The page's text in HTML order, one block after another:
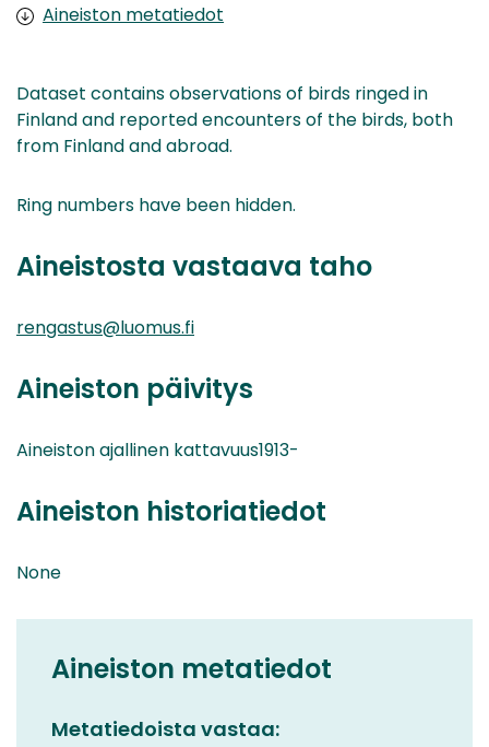
Aineiston metatiedot
Dataset contains observations of birds ringed in
Finland and reported encounters of the birds, both
from Finland and abroad.
Ring numbers have been hidden.
Aineistosta vastaava taho
rengastus@luomus.fi
Aineiston päivitys
Aineiston ajallinen kattavuus1913-
Aineiston historiatiedot
None
Aineiston metatiedot
Metatiedoista vastaa: